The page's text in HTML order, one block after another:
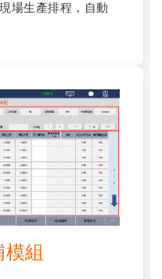
場生產排程，自動
模組